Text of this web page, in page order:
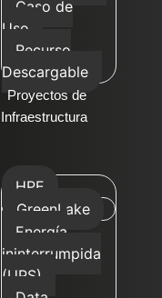
Caso de
Uso
Recurso
Descargable
Proyectos de
Infraestructura
HPE
GreenLake
Energía
ininterrumpida
(UPS)